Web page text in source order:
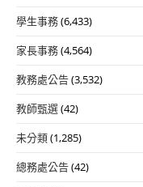
學生事務(6,433)
家長事務(4,564)
教務處公告(3,532)
教師甄選(42)
未分類(1,285)
總務處公告(42)